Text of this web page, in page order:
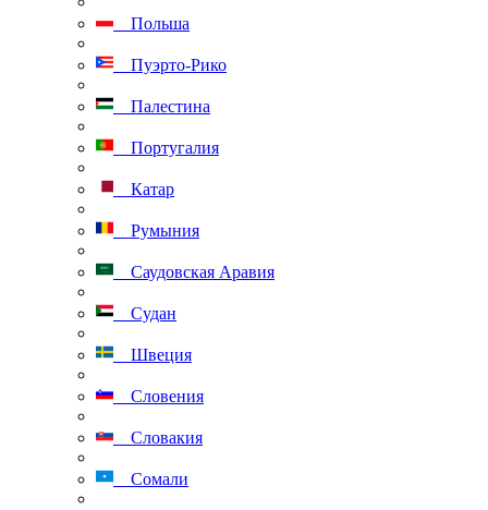
Польша
Пуэрто-Рико
Палестина
Португалия
Катар
Румыния
Саудовская Аравия
Судан
Швеция
Словения
Словакия
Сомали